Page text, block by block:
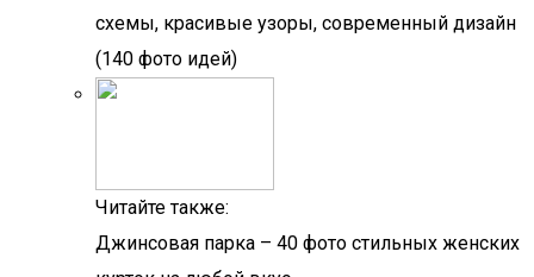
схемы, красивые узоры, современный дизайн
(140 фото идей)
Читайте также:
Джинсовая парка – 40 фото стильных женских